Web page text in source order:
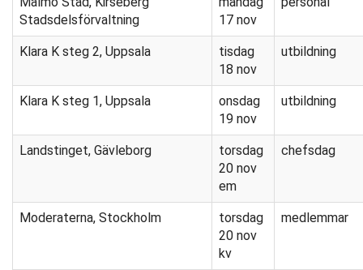
Stadsdelsförvaltning
17 nov
Klara K steg 2, Uppsala
tisdag
18 nov
utbildning
Klara K steg 1, Uppsala
onsdag
19 nov
utbildning
Landstinget, Gävleborg
torsdag
20 nov
em
chefsdag
Moderaterna, Stockholm
torsdag
20 nov
kv
medlemmar